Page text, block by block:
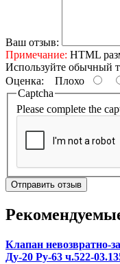
Ваш отзыв:
Примечание: HTML
Используйте обычный
Оценка: Плохо
Captcha
Please complete the
Отправить отзыв
Клапан невозвратно-
Ду-20 Ру-63 ч.522-